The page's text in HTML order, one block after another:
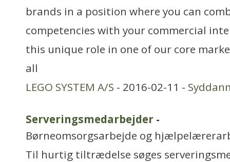
brands in a position where you can
competencies with your commercial
this unique role in one of our core
all
LEGO SYSTEM A/S - 2016-02-11 -
Serveringsmedarbejder -
Børneomsorgsarbejde og
Til hurtig tiltrædelse søges